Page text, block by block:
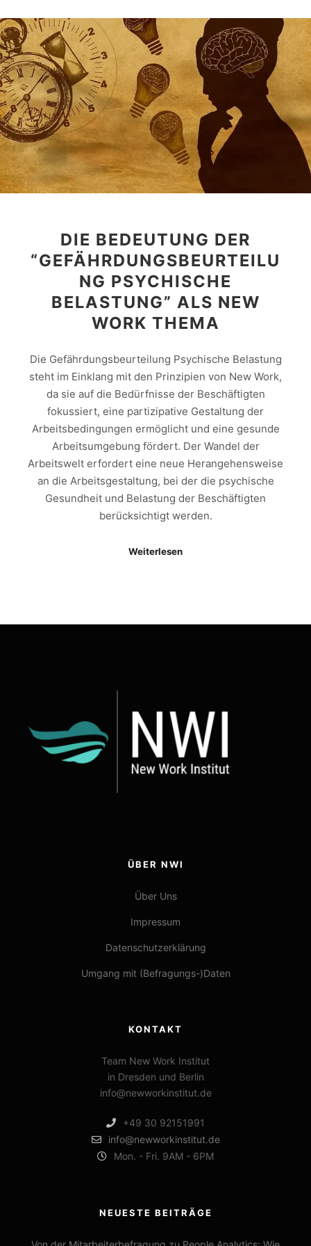
DIE BEDEUTUNG DER
“GEFÄHRDUNGSBEURTEILU
NG PSYCHISCHE
BELASTUNG” ALS NEW
WORK THEMA
Die Gefährdungsbeurteilung Psychische Belastung
steht im Einklang mit den Prinzipien von New Work,
da sie auf die Bedürfnisse der Beschäftigten
fokussiert, eine partizipative Gestaltung der
Arbeitsbedingungen ermöglicht und eine gesunde
Arbeitsumgebung fördert. Der Wandel der
Arbeitswelt erfordert eine neue Herangehensweise
an die Arbeitsgestaltung, bei der die psychische
Gesundheit und Belastung der Beschäftigten
berücksichtigt werden.
Weiterlesen
ÜBER NWI
Über Uns
Impressum
Datenschutzerklärung
Umgang mit (Befragungs-)Daten
KONTAKT
Team New Work Institut
in Dresden und Berlin
info@newworkinstitut.de
+49 30 92151991
info@newworkinstitut.de
Mon. - Fri. 9AM - 6PM
NEUESTE BEITRÄGE